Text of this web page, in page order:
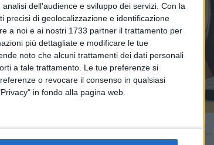
dell'audience e sviluppo dei servizi. Con la
precisi di geolocalizzazione e identificazione
a noi e ai nostri 1733 partner il trattamento per
più dettagliate e modificare le tue
noto che alcuni trattamenti dei dati personali
a tale trattamento. Le tue preferenze si
o revocare il consenso in qualsiasi
in fondo alla pagina web.
PIÙ LETTI QUESTA SETTIMANA